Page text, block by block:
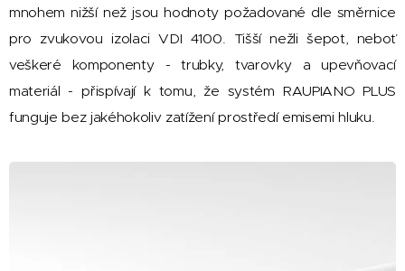
mnohem nižší než jsou hodnoty požadované dle směrnice
pro zvukovou izolaci VDI 4100. Tišší nežli šepot, neboť
veškeré komponenty - trubky, tvarovky a upevňovací
materiál - přispívají k tomu, že systém RAUPIANO PLUS
funguje bez jakéhokoliv zatížení prostředí emisemi hluku.